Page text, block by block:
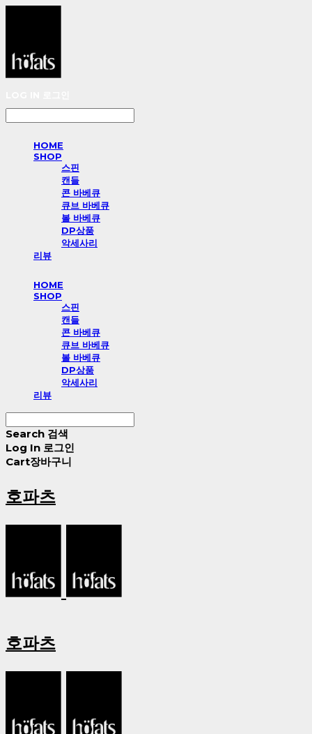
HOME
SHOP
스핀
캔들
콘 바베큐
큐브 바베큐
볼 바베큐
DP상품
악세사리
리뷰
HOME
SHOP
스핀
캔들
콘 바베큐
큐브 바베큐
볼 바베큐
DP상품
악세사리
리뷰
Search 검색
Log In 로그인
Cart장바구니
호파츠
호파츠